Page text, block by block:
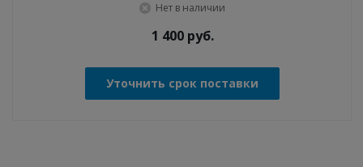
Нет в наличии
1 400руб.
Уточнить срок поставки